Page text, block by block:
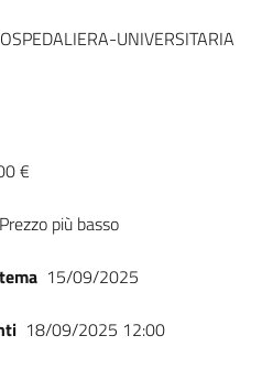
UNIVERSITARIA
€
Prezzo più basso
15/09/2025
18/09/2025 12:00